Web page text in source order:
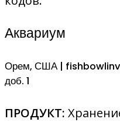
Аквариум
Орем, США |
доб. 1
ПРОДУКТ: